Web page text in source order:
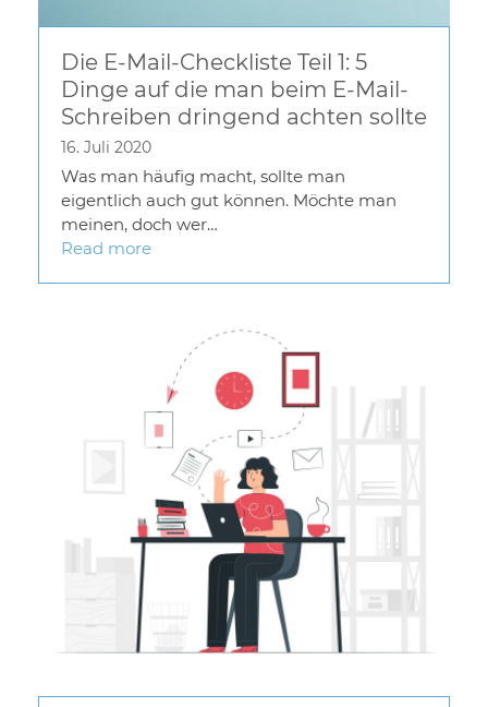
Die E-Mail-Checkliste Teil 1: 5
Dinge auf die man beim E-Mail-
Schreiben dringend achten sollte
16. Juli 2020
Was man häufig macht, sollte man
eigentlich auch gut können. Möchte man
meinen, doch wer…
Read more